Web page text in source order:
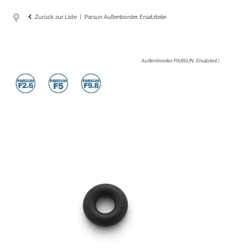
Zurück zur Liste Parsun Außenborder Ersatzteile
Außenborder, PARSUN, Ersatzteil, :